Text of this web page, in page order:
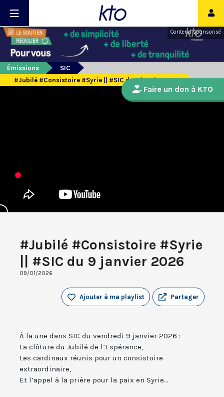
Contenu sponsorisé
Émissions
SIC
#Jubilé #Consistoire #Syrie || #SIC du 9 janvier 2026
#Jubilé #Consistoire #Syrie
|| #SIC du 9 janvier 2026
09/01/2026
Partager
Ajouter à ma playlist
À la une dans SIC du vendredi 9 janvier 2026 :
La clôture du Jubilé de l’Espérance,
Les cardinaux réunis pour un consistoire
extraordinaire,
Et l’appel à la prière pour la paix en Syrie...
Faire un don à KTO